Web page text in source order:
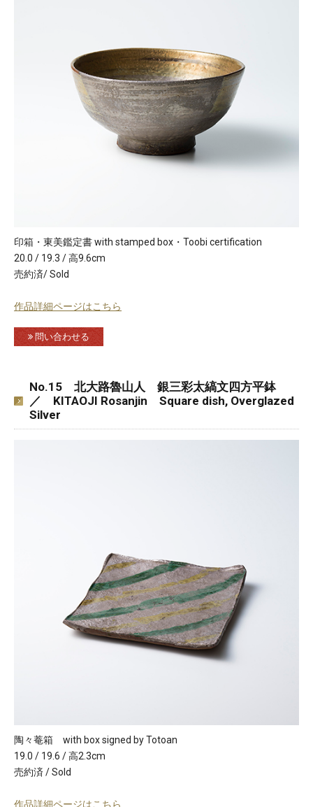
印箱・東美鑑定書 with stamped box・Toobi certification
20.0 / 19.3 / 高9.6cm
売約済/ Sold
作品詳細ページはこちら
問い合わせる
No.15 北大路魯山人 銀三彩太縞文四方平鉢
／ KITAOJI Rosanjin Square dish, Overglazed
Silver
陶々菴箱 with box signed by Totoan
19.0 / 19.6 / 高2.3cm
売約済 / Sold
作品詳細ページはこちら